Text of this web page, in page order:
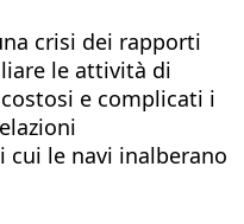
crisi dei rapporti
le attività di
e complicati i
cui le navi inalberano